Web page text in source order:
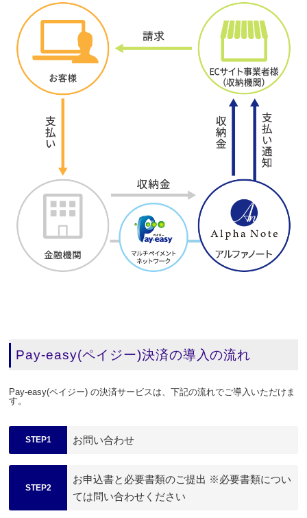
Pay-easy(ペイジー)決済の導入の流れ
Pay-easy(ペイジー) の決済サービスは、下記の流れでご導入いただけま
す。
STEP1 お問い合わせ
STEP2
お申込書と必要書類のご提出 ※必要書類につい
ては問い合わせください